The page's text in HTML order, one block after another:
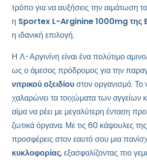
τρόπο για να αυξήσεις την αιμάτωση
η Sportex L-Arginine 1000mg της
η ιδανική επιλογή.
Η Λ-Αργινίνη είναι ένα πολύτιμο
ως ο άμεσος πρόδρομος για την
νιτρικού οξειδίουστον οργανισμό. Το
χαλαρώνει τα τοιχώματα των αγγείων
αίμα να ρέει με μεγαλύτερη ένταση
ζωτικά όργανα. Με τις 60 κάψουλες
προσφέρεις στον εαυτό σου μια
κυκλοφορίας, εξασφαλίζοντας πιο